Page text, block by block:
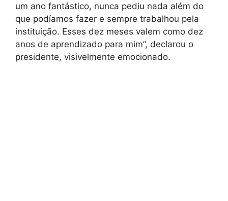
um ano fantástico, nunca pediu nada além do
que podíamos fazer e sempre trabalhou pela
instituição. Esses dez meses valem como dez
anos de aprendizado para mim”, declarou o
presidente, visivelmente emocionado.